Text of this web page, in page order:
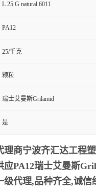
L 25 G natural 6011
PA12
25/千克
颗粒
瑞士艾曼斯Grilamid
是
理商宁波齐汇达工程
应PA12瑞士艾曼斯
级代理,品种齐全,诚信